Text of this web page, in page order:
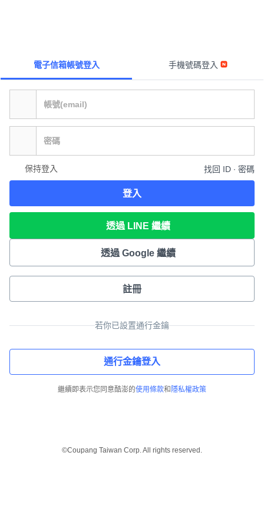
電子信箱帳號登入 手機號碼登入
保持登入 找回 ID ∙ 密碼
登入
透過 LINE 繼續
透過 Google 繼續
註冊
若你已設置通行金鑰
通行金鑰登入
繼續即表示您同意酷澎的使用條款和 隱私權政策
©Coupang Taiwan Corp. All rights reserved.